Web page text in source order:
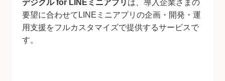
デジクル for LINEミニアプリ は、導入企業さまの
要望に合わせてLINEミニアプリの企画・開発・運
用支援をフルカスタマイズで提供するサービスで
す。